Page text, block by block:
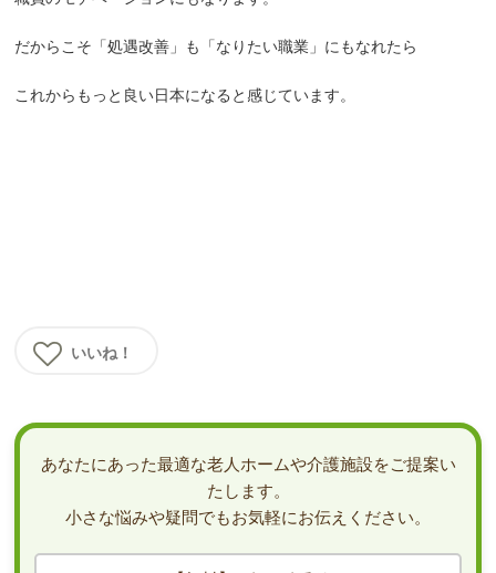
だからこそ「処遇改善」も「なりたい職業」にもなれたら
これからもっと良い日本になると感じています。
いいね！
あなたにあった最適な老人ホームや介護施設をご提案い
たします。
小さな悩みや疑問でもお気軽にお伝えください。